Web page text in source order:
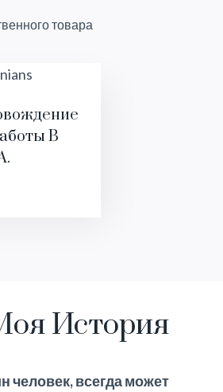
товара
В
История
человек, всегда может